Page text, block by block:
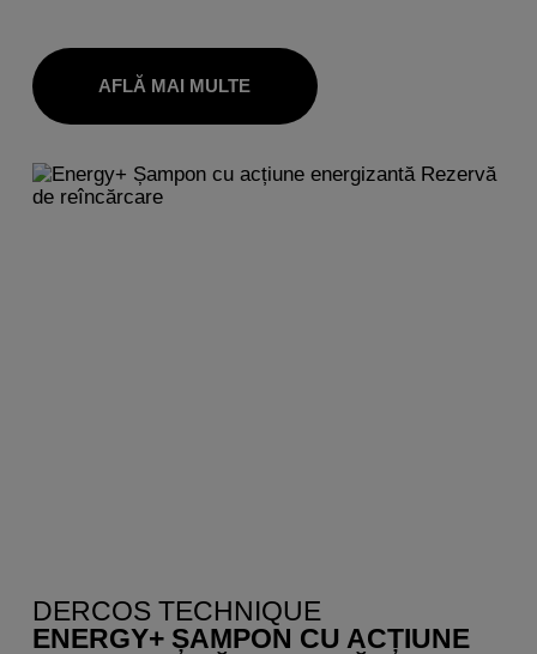
AFLĂ MAI MULTE
DERCOS TECHNIQUE
ENERGY+ ȘAMPON CU ACȚIUNE